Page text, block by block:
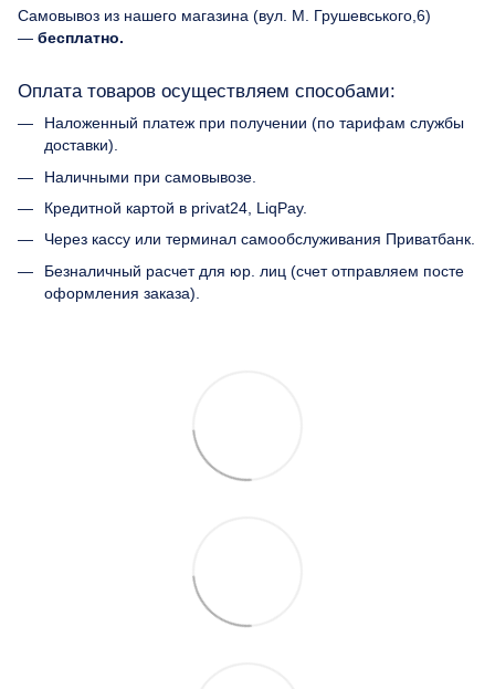
Самовывоз из нашего магазина (вул. М. Грушевського,6)
— бесплатно.
Оплата товаров осуществляем способами:
Наложенный платеж при получении (по тарифам службы
доставки).
Наличными при самовывозе.
Кредитной картой в privat24, LiqPay.
Через кассу или терминал самообслуживания Приватбанк.
Безналичный расчет для юр. лиц (счет отправляем посте
оформления заказа).